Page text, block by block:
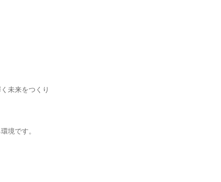
未来をつくり
境です。